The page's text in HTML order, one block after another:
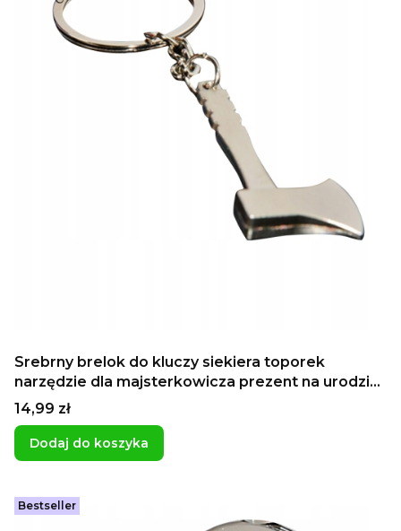
Srebrny brelok do kluczy siekiera toporek
narzędzie dla majsterkowicza prezent na urodziny
dla taty dla elektryka hobby do warsztatu
Cena
14,99 zł
Dodaj do koszyka
Bestseller